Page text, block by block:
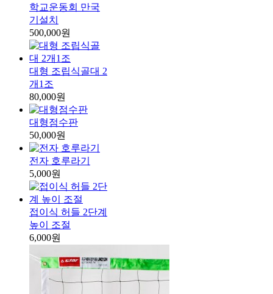
학교운동회 만국
기설치
500,000원
대형 조립식골대 2
개1조
80,000원
대형점수판
50,000원
전자 호루라기
5,000원
접이식 허들 2단계
높이 조절
6,000원